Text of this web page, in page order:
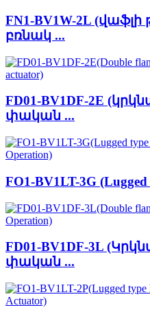
FN1-BV1W-2L
բռնակ ...
FD01-BV1DF-2E
փական ...
FO1-BV1LT-3G
FD01-BV1DF-3L
փական ...